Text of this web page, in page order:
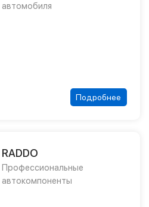
автомобиля
Подробнее
RADDO
Профессиональные
автокомпоненты